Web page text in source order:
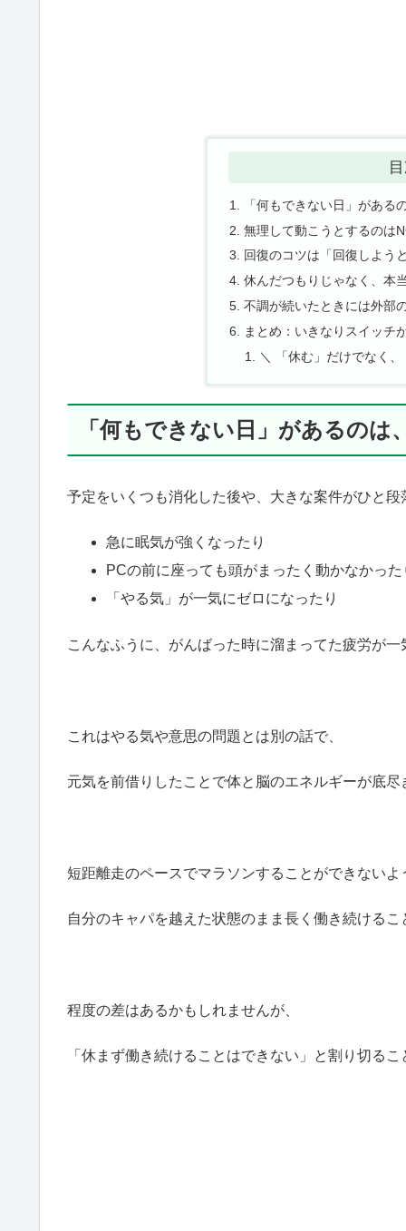
「何もできない日」がある
無理して動こうとするのは
回復のコツは「回復しよう
休んだつもりじゃなく、本
不調が続いたときには外部
まとめ：いきなりスイッチ
＼ 「休む」だけでなく
「何もできない日」があるのは
予定をいくつも消化した後や、大きな案件がひと段
急に眠気が強くなったり
PCの前に座っても頭がまったく動かなかった
「やる気」が一気にゼロになったり
こんなふうに、がんばった時に溜まってた疲労が
これはやる気や意思の問題とは別の話で、
元気を前借りしたことで体と脳のエネルギーが底
短距離走のペースでマラソンすることができないよ
自分のキャパを越えた状態のまま長く働き続ける
程度の差はあるかもしれませんが、
「休まず働き続けることはできない」と割り切る